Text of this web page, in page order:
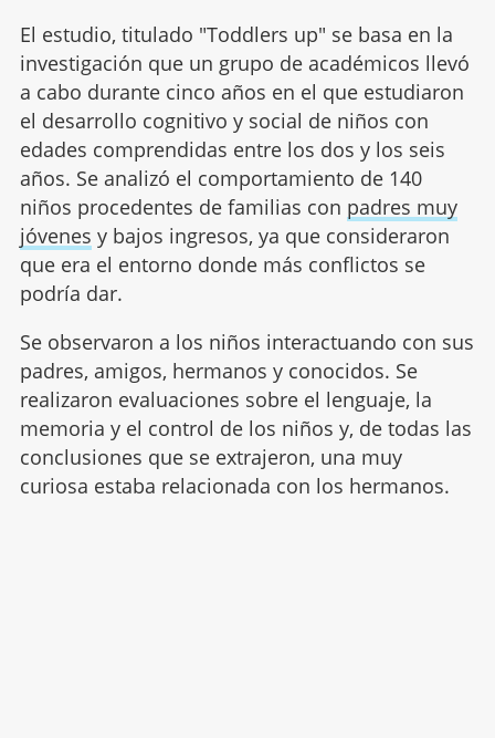
El estudio, titulado "Toddlers up" se basa en la
investigación que un grupo de académicos llevó
a cabo durante cinco años en el que estudiaron
el desarrollo cognitivo y social de niños con
edades comprendidas entre los dos y los seis
años. Se analizó el comportamiento de 140
niños procedentes de familias con padres muy
jóvenes y bajos ingresos, ya que consideraron
que era el entorno donde más conflictos se
podría dar.
Se observaron a los niños interactuando con sus
padres, amigos, hermanos y conocidos. Se
realizaron evaluaciones sobre el lenguaje, la
memoria y el control de los niños y, de todas las
conclusiones que se extrajeron, una muy
curiosa estaba relacionada con los hermanos.